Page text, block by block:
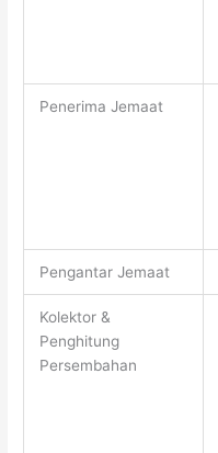
Penerima Jemaat
Pengantar Jemaat
Kolektor &
Penghitung
Persembahan